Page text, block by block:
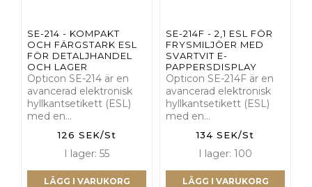
SE-214 - KOMPAKT
OCH FÄRGSTARK ESL
FÖR DETALJHANDEL
OCH LAGER
Opticon SE-214 är en
avancerad elektronisk
hyllkantsetikett (ESL)
med en…
126 SEK/St
I lager: 55
LÄGG I VARUKORG
SE-214F - 2,1 ESL FÖR
FRYSMILJÖER MED
SVARTVIT E-
PAPPERSDISPLAY
Opticon SE-214F är en
avancerad elektronisk
hyllkantsetikett (ESL)
med en…
134 SEK/St
I lager: 100
LÄGG I VARUKORG